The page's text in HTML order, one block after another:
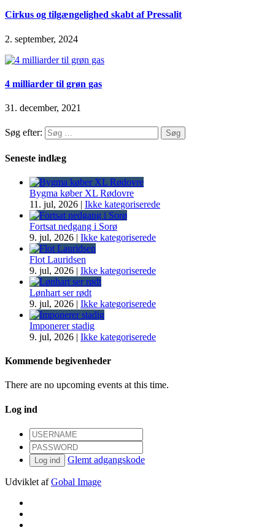
Cirkus og tilgængelighed skabt af Pressalit
2. september, 2024
4 milliarder til grøn gas
31. december, 2021
Søg efter:
Seneste indlæg
Bygma køber XL Rødovre
11. jul, 2026 | Ikke kategoriserede
Fortsat nedgang i Sorø
9. jul, 2026 | Ikke kategoriserede
Flot Lauridsen
9. jul, 2026 | Ikke kategoriserede
Lønhart ser rødt
9. jul, 2026 | Ikke kategoriserede
Imponerer stadig
9. jul, 2026 | Ikke kategoriserede
Kommende begivenheder
There are no upcoming events at this time.
Log ind
Log ind Glemt adgangskode
Udviklet afGobal Image